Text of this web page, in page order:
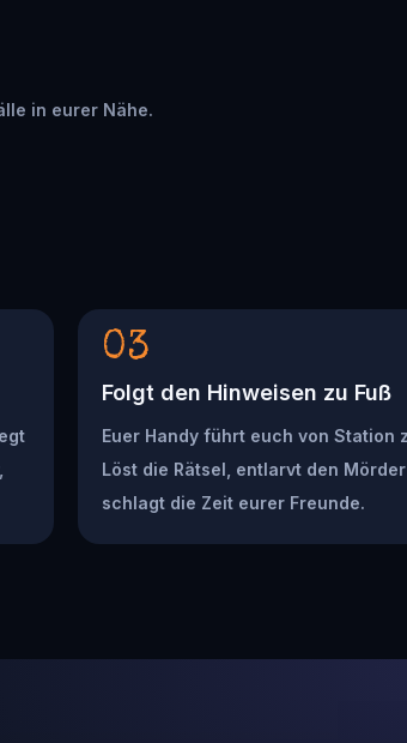
in eurer Nähe.
03
Folgt den Hinweisen zu Fuß
Euer Handy führt euch von Station
Löst die Rätsel, entlarvt den
schlagt die Zeit eurer Freunde.